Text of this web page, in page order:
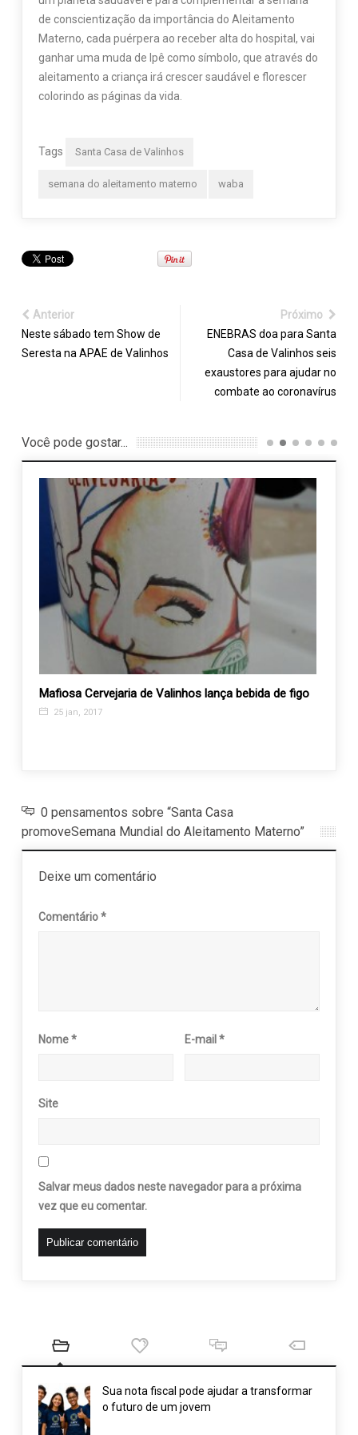
de conscientização da importância do Aleitamento
Materno, cada puérpera ao receber alta do hospital, vai
ganhar uma muda de Ipê como símbolo, que através do
aleitamento a criança irá crescer saudável e florescer
colorindo as páginas da vida.
Tags Santa Casa de Valinhos
semana do aleitamento materno waba
Anterior
Neste sábado tem Show de
Seresta na APAE de Valinhos
Próximo
ENEBRAS doa para Santa
Casa de Valinhos seis
exaustores para ajudar no
combate ao coronavírus
Você pode gostar...
Mafiosa Cervejaria de Valinhos lança bebida de figo
25 jan, 2017
0 pensamentos sobre “Santa Casa
promoveSemana Mundial do Aleitamento Materno”
Deixe um comentário
Comentário*
Nome* E-mail*
Site
Salvar meus dados neste navegador para a próxima
vez que eu comentar.
Sua nota fiscal pode ajudar a transformar
o futuro de um jovem